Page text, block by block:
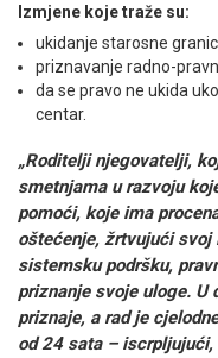
Izmjene koje traže su:
ukidanje starosne
priznavanje radno-
da se pravo ne ukida
centar.
„Roditelji njegovatelji,
smetnjama u razvoju
pomoći, koje ima
oštećenje, žrtvujući
sistemsku podršku,
priznanje svoje uloge. U
priznaje, a rad je
od 24 sata –